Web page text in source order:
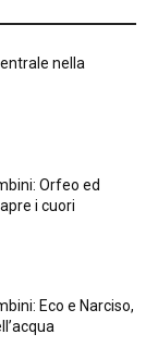
nella
Orfeo ed
i cuori
Eco e Narciso,